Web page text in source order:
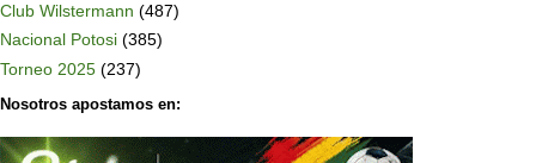
Club Wilstermann (487)
Nacional Potosi (385)
Torneo 2025 (237)
Nosotros apostamos en: